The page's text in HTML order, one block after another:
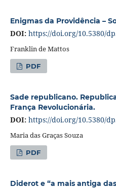
Enigmas da Providência –
DOI: https://doi.org/10.5380/
Franklin de Mattos
PDF
Sade republicano.
França Revolucionária.
DOI: https://doi.org/10.5380/
Maria das Graças Souza
PDF
Diderot e “a mais antiga